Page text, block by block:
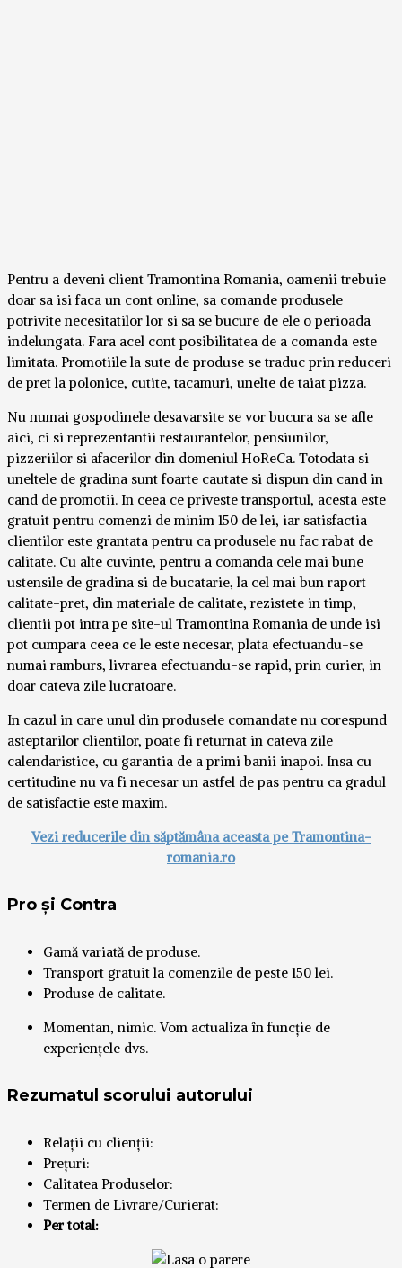
Pentru a deveni client Tramontina Romania, oamenii trebuie
doar sa isi faca un cont online, sa comande produsele
potrivite necesitatilor lor si sa se bucure de ele o perioada
indelungata. Fara acel cont posibilitatea de a comanda este
limitata. Promotiile la sute de produse se traduc prin reduceri
de pret la polonice, cutite, tacamuri, unelte de taiat pizza.
Nu numai gospodinele desavarsite se vor bucura sa se afle
aici, ci si reprezentantii restaurantelor, pensiunilor,
pizzeriilor si afacerilor din domeniul HoReCa. Totodata si
uneltele de gradina sunt foarte cautate si dispun din cand in
cand de promotii. In ceea ce priveste transportul, acesta este
gratuit pentru comenzi de minim 150 de lei, iar satisfactia
clientilor este grantata pentru ca produsele nu fac rabat de
calitate. Cu alte cuvinte, pentru a comanda cele mai bune
ustensile de gradina si de bucatarie, la cel mai bun raport
calitate-pret, din materiale de calitate, rezistete in timp,
clientii pot intra pe site-ul Tramontina Romania de unde isi
pot cumpara ceea ce le este necesar, plata efectuandu-se
numai ramburs, livrarea efectuandu-se rapid, prin curier, in
doar cateva zile lucratoare.
In cazul in care unul din produsele comandate nu corespund
asteptarilor clientilor, poate fi returnat in cateva zile
calendaristice, cu garantia de a primi banii inapoi. Insa cu
certitudine nu va fi necesar un astfel de pas pentru ca gradul
de satisfactie este maxim.
Vezi reducerile din săptămâna aceasta pe Tramontina-
romania.ro
Pro și Contra
Gamă variată de produse.
Transport gratuit la comenzile de peste 150 lei.
Produse de calitate.
Momentan, nimic. Vom actualiza în funcție de
experiențele dvs.
Rezumatul scorului autorului
Relații cu clienții:
Prețuri:
Calitatea Produselor:
Termen de Livrare/Curierat:
Per total: